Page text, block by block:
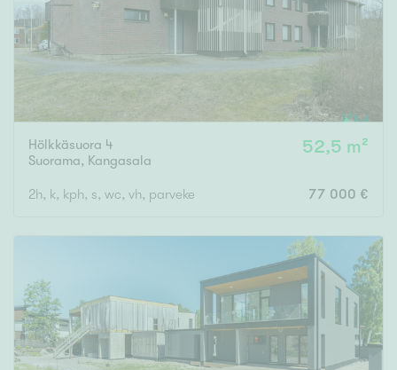
Hölkkäsuora 4
Suorama, Kangasala
52,5 m²
2h, k, kph, s, wc, vh, parveke 77 000 €